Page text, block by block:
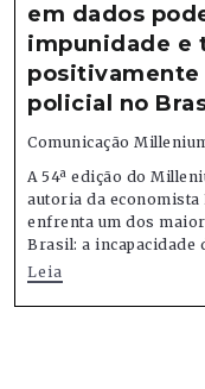
em dados
impunidade e
policial no
Comunicação
A 54ª edição do
autoria da economista
enfrenta um dos
Brasil: a incapacidade
Leia